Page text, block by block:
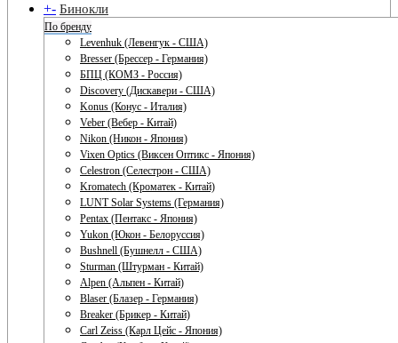
+- Бинокли
По бренду
Levenhuk (Левенгук - США)
Bresser (Брессер - Германия)
БПЦ (КОМЗ - Россия)
Discovery (Дискавери - США)
Konus (Конус - Италия)
Veber (Вебер - Китай)
Nikon (Никон - Япония)
Vixen Optics (Виксен Оптикс - Япония)
Celestron (Селестрон - США)
Kromatech (Кроматек - Китай)
LUNT Solar Systems (Германия)
Pentax (Пентакс - Япония)
Yukon (Юкон - Белоруссия)
Bushnell (Бушнелл - США)
Sturman (Штурман - Китай)
Alpen (Альпен - Китай)
Blaser (Блазер - Германия)
Breaker (Брикер - Китай)
Carl Zeiss (Карл Цейс - Япония)